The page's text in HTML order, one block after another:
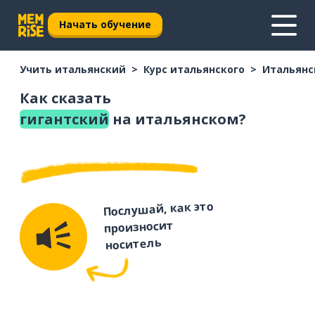
Начать обучение
Учить итальянский Курс итальянского
Как сказать
гигантский на итальянском?
Послушай, как это
произносит
носитель